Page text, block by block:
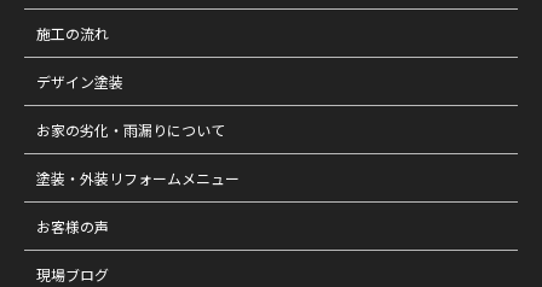
施工の流れ
デザイン塗装
お家の劣化・雨漏りについて
塗装・外装リフォームメニュー
お客様の声
現場ブログ